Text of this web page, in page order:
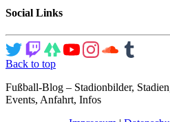
Social Links
Back to top
Fußball-Blog – Stadionbilder,
Events, Anfahrt, Infos